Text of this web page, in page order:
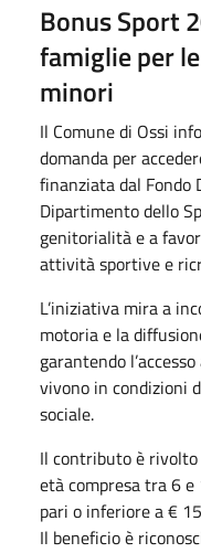
Bonus Sport
famiglie per
minori
Il Comune di Ossi
domanda per
finanziata dal Fondo
Dipartimento dello
genitorialità e a
attività sportive e
L’iniziativa mira a
motoria e la
garantendo
vivono in condizioni
sociale.
Il contributo è
età compresa tra 6
pari o inferiore a €
Il beneficio è